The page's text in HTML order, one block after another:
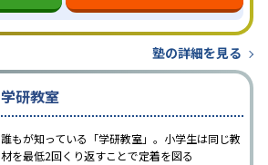
塾の詳細を見る
学研教室
誰もが知っている「学研教室」。小学生は同じ教
材を最低2回くり返すことで定着を図る